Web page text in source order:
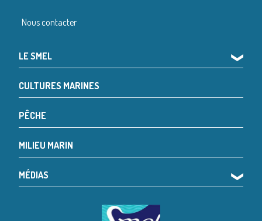
Nous contacter
LE SMEL ❯
CULTURES MARINES
PÊCHE
MILIEU MARIN
MÉDIAS ❯